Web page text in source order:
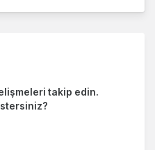
takip edin.